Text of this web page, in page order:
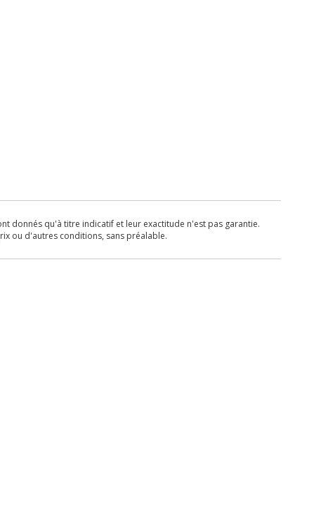
donnés qu'à titre indicatif et leur exactitude n'est pas garantie.
ou d'autres conditions, sans préalable.